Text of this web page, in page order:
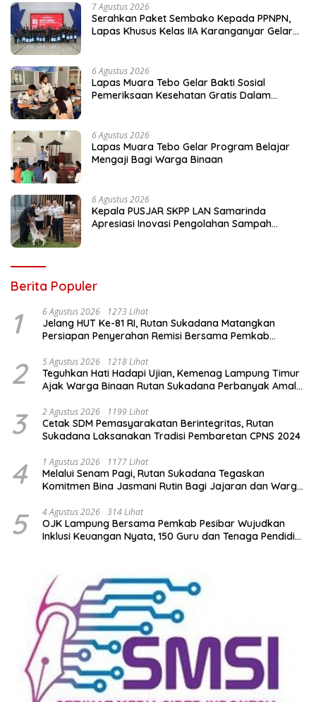
7 Agustus 2026
Serahkan Paket Sembako Kepada PPNPN,
Lapas Khusus Kelas IIA Karanganyar Gelar
6 Agustus 2026
Lapas Muara Tebo Gelar Bakti Sosial
Pemeriksaan Kesehatan Gratis Dalam
6 Agustus 2026
Lapas Muara Tebo Gelar Program Belajar
Mengaji Bagi Warga Binaan
6 Agustus 2026
Kepala PUSJAR SKPP LAN Samarinda
Apresiasi Inovasi Pengolahan Sampah
Berita Populer
1 6 Agustus 2026 1273 Lihat
Jelang HUT Ke-81 RI, Rutan Sukadana Matangkan
Persiapan Penyerahan Remisi Bersama Pemkab
2 5 Agustus 2026 1218 Lihat
Teguhkan Hati Hadapi Ujian, Kemenag Lampung Timur
Ajak Warga Binaan Rutan Sukadana Perbanyak Amal
3 2 Agustus 2026 1199 Lihat
Cetak SDM Pemasyarakatan Berintegritas, Rutan
Sukadana Laksanakan Tradisi Pembaretan CPNS 2024
4 1 Agustus 2026 1177 Lihat
Melalui Senam Pagi, Rutan Sukadana Tegaskan
Komitmen Bina Jasmani Rutin Bagi Jajaran dan Warga
5 4 Agustus 2026 314 Lihat
OJK Lampung Bersama Pemkab Pesibar Wujudkan
Inklusi Keuangan Nyata, 150 Guru dan Tenaga Pendidik